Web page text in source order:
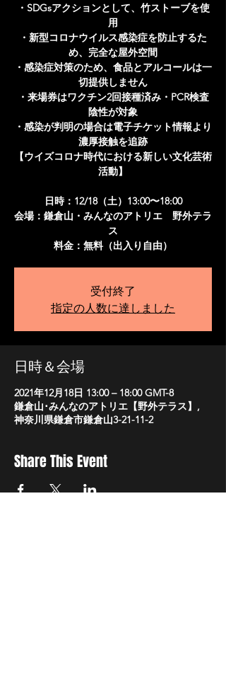
・SDGsアクションとして、竹ストーブを使
用
・新型コロナウイルス感染症を防止するた
め、完全な屋外空間
・感染症対策のため、食品とアルコールは一
切提供しません
・来場券はワクチン2回接種済み・PCR検査
陰性が対象
・感染が判明の場合は電子チケット情報より
濃厚接触を追跡
【ウイズコロナ時代における新しい文化芸術
活動】
日時：12/18（土）13:00〜18:00
会場：鎌倉山・みんなのアトリエ 野外テラ
ス
料金：無料（出入り自由）
受付終了
指定の人数に達しました
日時＆会場
2021年12月18日 13:00 – 18:00 GMT-8
鎌倉山･みんなのアトリエ【野外テラス】,
神奈川県鎌倉市鎌倉山3-21-11-2
Share This Event